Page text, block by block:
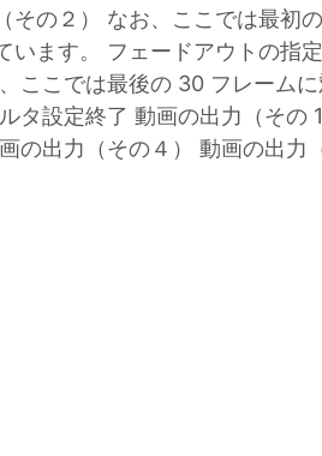
その２） なお、ここでは最初
います。 フェードアウトの指
ここでは最後の 30 フレーム
タ設定終了 動画の出力（その
の出力（その４） 動画の出力